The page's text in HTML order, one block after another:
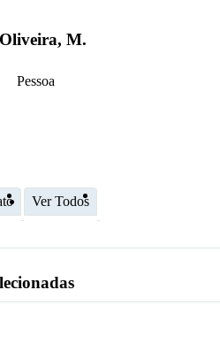
Oliveira, M.
Pessoa
Ver Todos